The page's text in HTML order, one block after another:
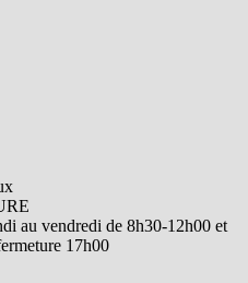
au vendredi de 8h30-12h00 et
17h00